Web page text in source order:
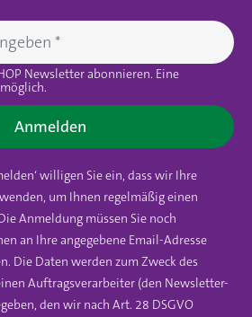
Newsletter abonnieren. Eine
Anmelden
willigen Sie ein, dass wir Ihre
um Ihnen regelmäßig einen
Anmeldung müssen Sie noch
an Ihre angegebene Email-Adresse
Die Daten werden zum Zweck des
Auftragsverarbeiter (den Newsletter-
den wir nach Art. 28 DSGVO